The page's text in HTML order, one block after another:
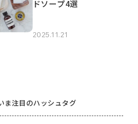
ドソープ4選
2025.11.21
ま注目のハッシュタグ